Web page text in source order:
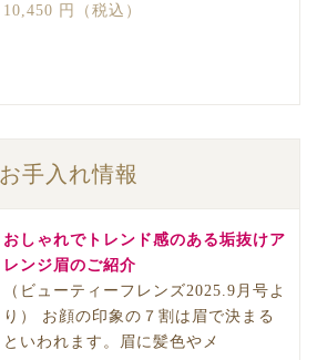
10,450 円（税込）
お手入れ情報
おしゃれでトレンド感のある垢抜けア
レンジ眉のご紹介
（ビューティーフレンズ2025.9月号よ
り） お顔の印象の７割は眉で決まる
といわれます。眉に髪色やメ